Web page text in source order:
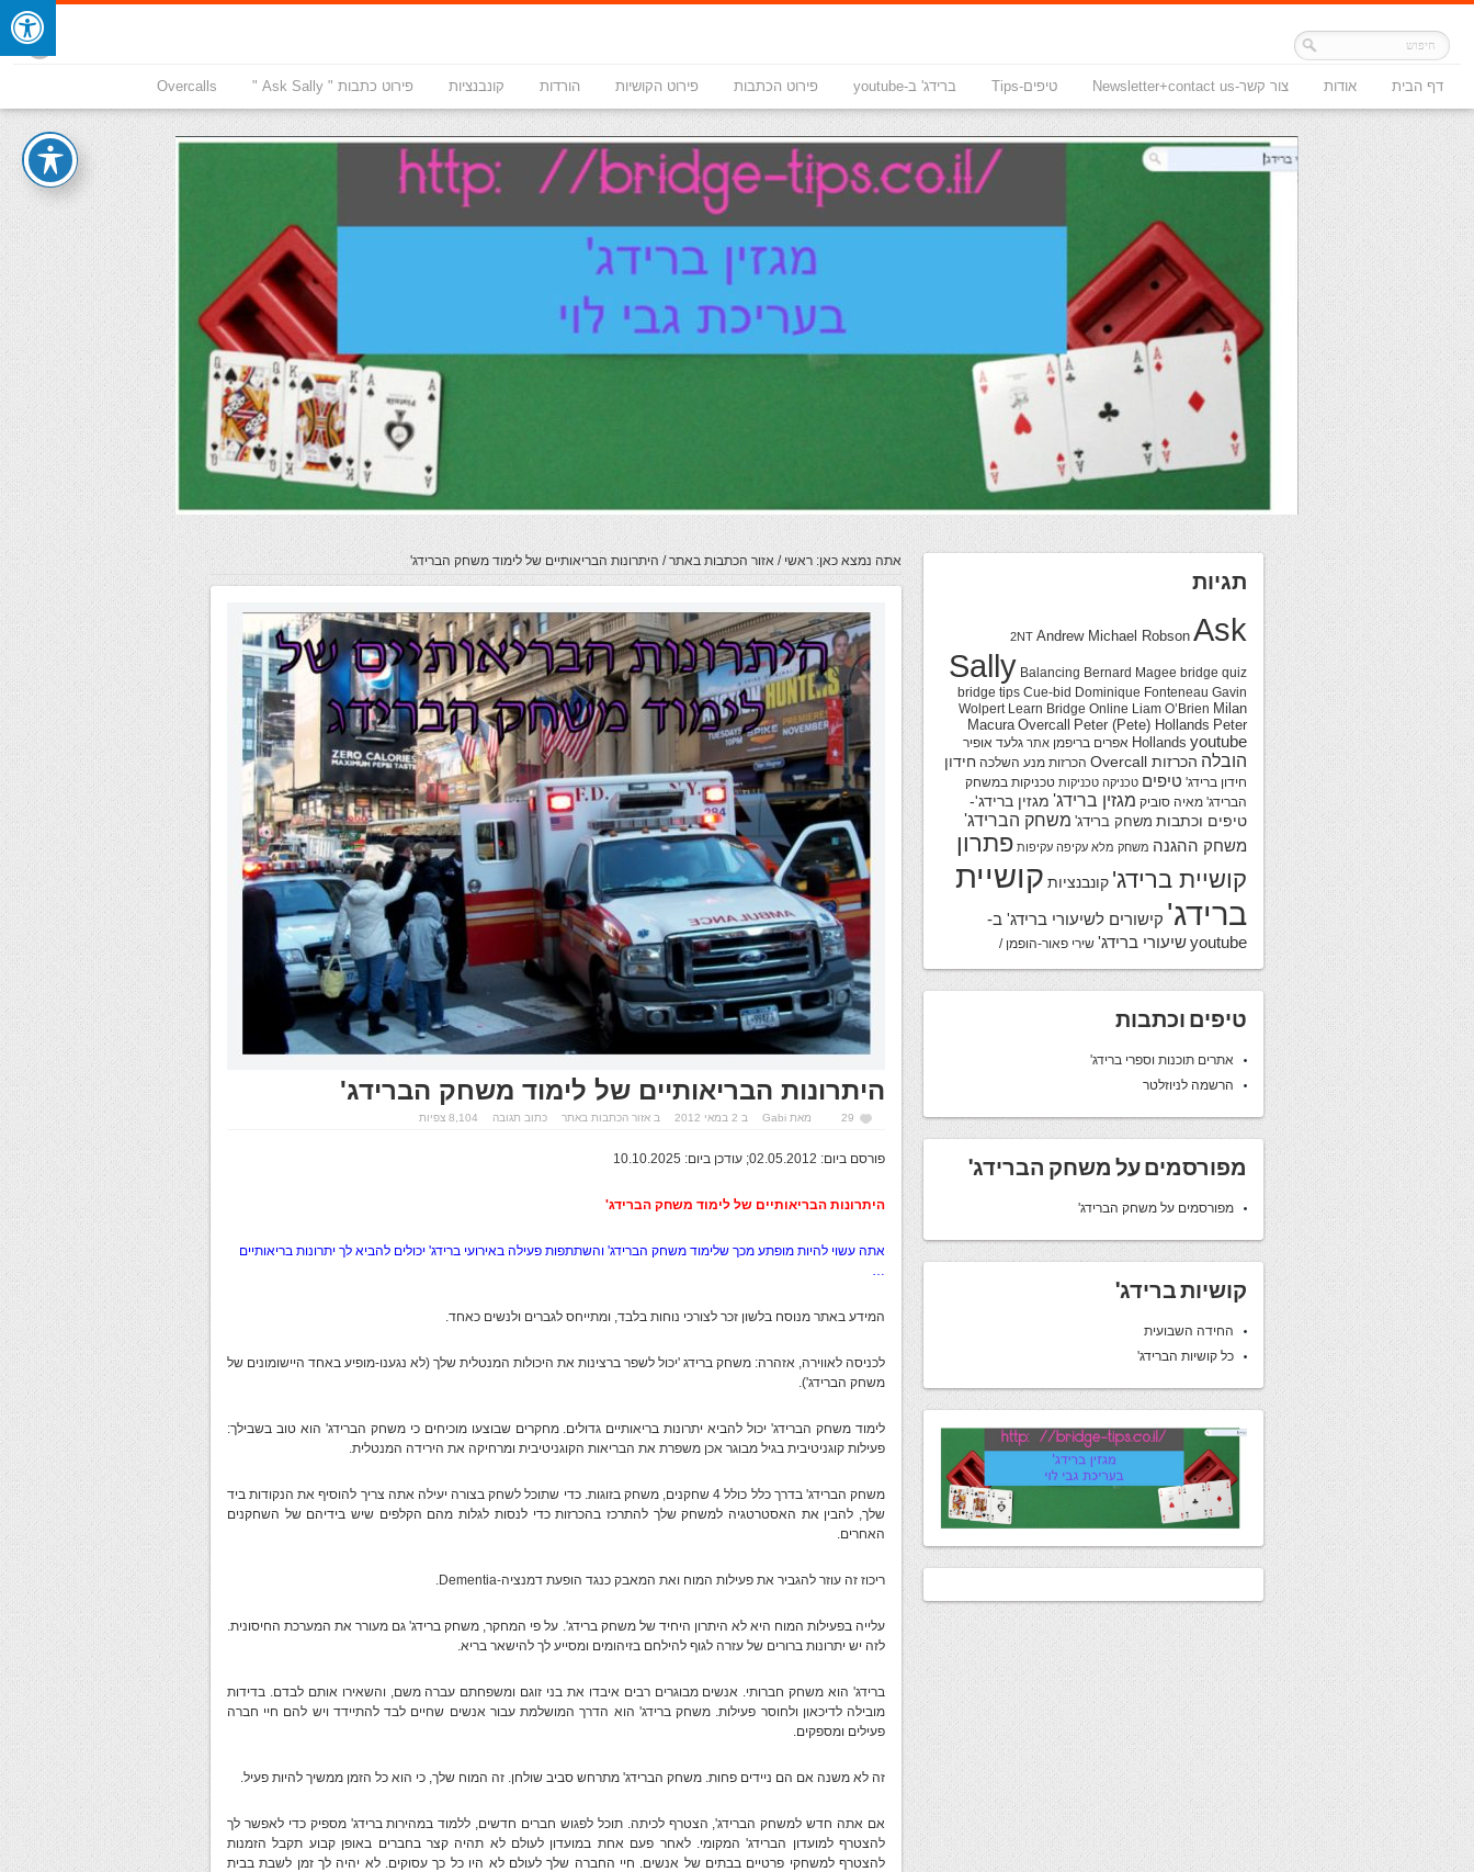
דף הבית אודות צור קשר-Newsletter+contact us טיפים-Tips ברידג' ב-youtube פירוט הכתבות פירוט הקושיות הורדות קונבנציות פירוט כתבות " Ask Sally " Overcalls
אתה נמצא כאן: ראשי / אזור הכתבות באתר/היתרונות הבריאותיים של לימוד משחק הברידג'
היתרונות הבריאותיים של לימוד משחק הברידג'
מאת Gabi ב 2 במאי 2012 ב אזור הכתבות באתר כתוב תגובה 8,104 צפיות 29
פורסם ביום: 02.05.2012; עודכן ביום: 10.10.2025
היתרונות הבריאותיים של לימוד משחק הברידג'
אתה עשוי להיות מופתע מכך שלימוד משחק הברידג' והשתתפות פעילה באירועי ברידג' יכולים להביא לך יתרונות בריאותיים
…
המידע באתר מנוסח בלשון זכר לצורכי נוחות בלבד, ומתייחס לגברים ולנשים כאחד.
לכניסה לאווירה, אזהרה: משחק ברידג 'יכול לשפר ברצינות את היכולות המנטלית שלך (לא נגענו-מופיע באחד היישומונים של
משחק הברידג').
לימוד משחק הברידג' יכול להביא יתרונות בריאותיים גדולים. מחקרים שבוצעו מוכיחים כי משחק הברידג' הוא טוב בשבילך:
פעילות קוגניטיבית בגיל מבוגר אכן משפרת את הבריאות הקוגניטיבית ומרחיקה את הירידה המנטלית.
משחק הברידג' בדרך כלל כולל 4 שחקנים, משחק בזוגות. כדי שתוכל לשחק בצורה יעילה אתה צריך להוסיף את הנקודות ביד
שלך, להבין את האסטרטגיה למשחק שלך להתרכז בהכרזות כדי לנסות לגלות מהם הקלפים שיש בידיהם של השחקנים
האחרים.
ריכוז זה עוזר להגביר את פעילות המוח ואת המאבק כנגד הופעת דמנציה-Dementia.
עלייה בפעילות המוח היא לא היתרון היחיד של משחק ברידג'. על פי המחקר, משחק ברידג' גם מעורר את המערכת החיסונית.
לזה יש יתרונות ברורים של עזרה לגוף להילחם בזיהומים ומסייע לך להישאר בריא.
ברידג' הוא משחק חברותי. אנשים מבוגרים רבים איבדו את בני זוגם ומשפחתם עברה משם, והשאירו אותם לבדם. בדידות
מובילה לדיכאון ולחוסר פעילות. משחק ברידג' הוא הדרך המושלמת עבור אנשים שחיים לבד להתיידד ויש להם חיי חברה
פעילים ומספקים.
זה לא משנה אם הם ניידים פחות. משחק הברידג' מתרחש סביב שולחן. זה המוח שלך, כי הוא כל הזמן ממשיך להיות פעיל.
אם אתה חדש למשחק הברידג', הצטרף לכיתה. תוכל לפגוש חברים חדשים, ללמוד במהירות ברידג' מספיק כדי לאפשר לך
להצטרף למועדון הברידג' המקומי. לאחר פעם אחת במועדון לעולם לא תהיה קצר בחברים באופן קבוע תקבל הזמנות
להצטרף למשחקי פרטיים בבתים של אנשים. חיי החברה שלך לעולם לא היו כל כך עסוקים. לא יהיה לך זמן לשבת בבית
תגיות
2NT Andrew Michael Robson Ask
Sally Balancing Bernard Magee bridge quiz
bridge tips Cue-bid Dominique Fonteneau Gavin
Wolpert Learn Bridge Online Liam O’Brien Milan
Macura Overcall Peter (Pete) Hollands Peter
Hollands youtube אפרים בריפמן אתר גלעד אופיר
הובלה הכרזות Overcall הכרזות מנע השלכה חידון
חידון ברידג' טיפים טכניקה טכניקות טכניקות במשחק
הברידג' מאיה סוביק מגזין ברידג' מגזין ברידג'-
טיפים וכתבות משחק ברידג' משחק הברידג'
משחק ההגנה משחק מלא עקיפה עקיפות פתרון
קושיית ברידג' קונבנציות קושיית
ברידג' קישורים לשיעורי ברידג' ב-
youtubeשיעורי ברידג' שירי פאור-הופמן /
טיפים וכתבות
אתרים תוכנות וספרי ברידג'
הרשמה לניוזלטר
מפורסמים על משחק הברידג'
מפורסמים על משחק הברידג'
קושיות ברידג'
החידה השבועית
כל קושיות הברידג'